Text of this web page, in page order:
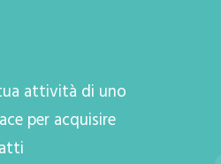
attività di uno
per acquisire